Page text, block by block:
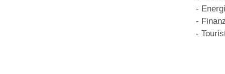
-
-
-